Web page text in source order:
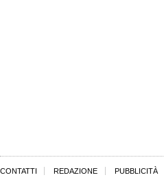
CONTATTI REDAZIONE PUBBLICITÀ